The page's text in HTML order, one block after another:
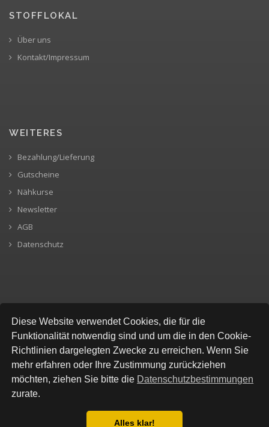
Diese Website verwendet Cookies, die für die
Funktionalität notwendig sind und um die in den Cookie-
Richtlinien dargelegten Zwecke zu erreichen. Wenn Sie
mehr erfahren oder Ihre Zustimmung zurückziehen
möchten, ziehen Sie bitte die Datenschutzbestimmungen
zurate.
Alles klar!
STOFFLOKAL
Über uns
Kontakt/Impressum
WEITERES
Bezahlung/Lieferung
Gutscheine
Nähkurse
Newsletter
AGB
Datenschutz
SICHERE BEZAHLUNG